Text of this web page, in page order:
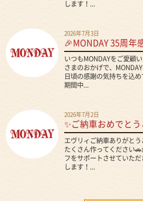
します！...
2026年7月3日
🎉MONDAY 35周年
いつもMONDAYをご愛顧
さまのおかげで、
日頃の感謝の気持ちを込
期間中...
2026年7月2日
✨ご納車おめでと
エヴリィご納車ありがと
たくさん作ってください
フをサポートさせていた
します！...